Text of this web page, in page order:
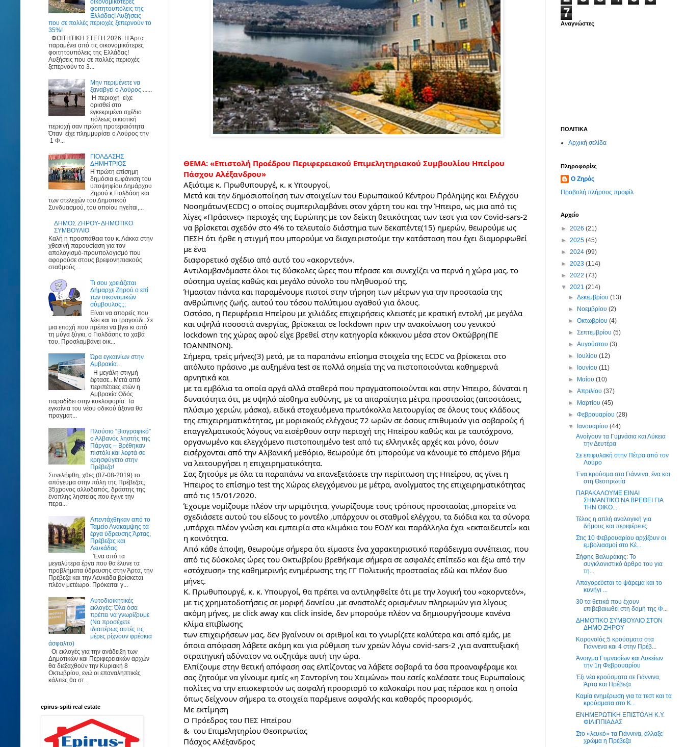
ΘΕΜΑ: «Επιστολή Προέδρου Περιφερειακού Επιμελητηριακού Συμβουλίου Ηπείρου
Πάσχου Αλέξανδρου»
Αξιότιμε κ. Πρωθυπουργέ, κ. κ Υπουργοί,
Μετά και την δημοσιοποίηση των στοιχείων του Ευρωπαϊκού Κέντρου Πρόληψης και Ελέγχου
Νοσημάτων(ECDC) o οποίος συμπεριλαμβάνει στον χάρτη του και την Ήπειρο, ως μια από τις
λίγες «Πράσινες» περιοχές της Ευρώπης με τον δείκτη θετικότητας των τεστ για τον Covid-sars-2
να βρίσκεται σχεδόν στο 4% το τελευταίο διάστημα των δεκαπέντε(15) ημερών, θεωρούμε ως
ΠΕΣΗ ότι ήρθε η στιγμή που μπορούμε να διαχειριστούμε την κατάσταση που έχει διαμορφωθεί
με ένα
διαφορετικό σχέδιο από αυτό του «ακορντεόν».
Αντιλαμβανόμαστε όλοι τις δύσκολες ώρες που πέρασε και συνεχίζει να περνά η χώρα μας, το
σύστημα υγείας καθώς και μεγάλο σύνολο του πληθυσμού της.
Ήμασταν πάντα και παραμένουμε πιστοί στην τήρηση των μέτρων για την προστασία της
ανθρώπινης ζωής, αυτού του τόσου πολύτιμου αγαθού για όλους.
Ωστόσο, η Περιφέρεια Ηπείρου με χιλιάδες επιχειρήσεις κλειστές με κρατική εντολή ,με μεγάλα
και υψηλά ποσοστά ανεργίας, βρίσκεται σε lockdown πριν την ανακοίνωση του γενικού
lockdown της χώρας αφού είχε βρεθεί στην κατηγορία κόκκινου μέσα στον Οκτώβρη(ΠΕ
ΙΩΑΝΝΙΝΩΝ).
Σήμερα, τρείς μήνες(3) μετά, με τα παραπάνω επίσημα στοιχεία της ECDC να βρίσκεται στο
απόλυτο πράσινο ,με αυξημένα test σε πολλά σημεία της να πιστοποιούνται καθημερινά
αρνητικά και
με τα εμβόλια τα οποία αργά αλλά σταθερά που πραγματοποιούνται και στην Ήπειρο, δύναται η
δυνατότητα ότι, με υψηλό αίσθημα ευθύνης, με τα απαραίτητα μέτρα προστασίας (αποστάσεις,
πλύσιμο χεριών, μάσκα), ειδικά στοχευόμενα πρωτόκολλα λειτουργίας σε όλους τους κλάδους
της επιχειρηματικότητας, με μοριακούς ελέγχους 72 ωρών σε όσους επιθυμούν για σοβαρούς ή
επαγγελματικούς λόγους να εισέρθουν στην περιοχή της Ηπείρου καθώς και με ταυτόχρονο,
οργανωμένο και ελεγχόμενο πιστοποιημένο test από τις ελληνικές αρχές και μόνο, όσων
εισέρχονται από την Αλβανική μεθόριο, θεωρούμε ότι μπορούμε να κάνουμε το επόμενο βήμα
να λειτουργήσει η επιχειρηματικότητα.
Σας ζητούμε με όλα τα παραπάνω να επανεξετάσετε την περίπτωση της Ηπείρου, ας γίνει η
Ήπειρος το επίσημο test της Χώρας ελεγχόμενου με μέτρα, ανοίγματος της επιχειρηματικότητας
από τις 15/01/2020.
Έχουμε νομίζουμε πλέον την ωριμότητα, γνωρίζουμε τους τρόπους προστασίας ,μπορείτε να
σχεδιάσετε αυτού του είδους το μοντέλο ,υπάρχουν οι σταθμοί ελέγχου, τα διόδια και τα σύνορα
,υπάρχει πλέον γνώση και εμπειρία στα κλιμάκια του ΕΟΔΥ και παράλληλα έχει «εκπαιδευτεί» και
η κοινότητα.
Από κάθε άποψη, θεωρούμε σήμερα ότι είμαστε ένα χαρακτηριστικό παράδειγμα συνέπειας, που
από τις δύσκολες ώρες του Οκτωβρίου βρεθήκαμε σήμερα σε ασφαλές επίπεδο και έξω από την
«στόχευση» της καθημερινής ενημέρωσης της ΓΓ Πολιτικής προστασίας εδώ και πλέον δυο
μήνες.
Κ. Πρωθυπουργέ, κ. κ. Υπουργοί, θα πρέπει να αντιληφθείτε ότι με την λογική του «ακορντεόν»,
με τις χρηματοδοτήσεις σε μορφή δανείου ,με αναστολές ορισμένων πληρωμών για λίγους
ακόμη μήνες, με click away και click inside, δεν μπορούμε πλέον να δημιουργήσουμε κανένα
κλίμα επιβίωσης
των επιχειρήσεων μας, δεν βγαίνουν οι αριθμοί και το γνωρίζετε καλύτερα και από εμάς, με
όποια απόφαση λάβετε ακόμη και για ρύθμιση των χρεών λόγω covid-sars-2 ,για αναπτυξιακή
στρατηγική αδύνατον να συζητάμε αυτή την ώρα.
Ελπίζουμε στην θετική απόφαση σας ελπίζοντας να λάβετε σοβαρά τα όσα προαναφέραμε και
σας ζητούμε να γίνουμε εμείς «η Σαντορίνη του Χειμώνα» που εσείς καλέσατε τους Ευρωπαίους
πολίτες να την επισκεφτούν ως ασφαλή προορισμό το καλοκαίρι που μας πέρασε και η οποία
όπως δείχνουν σήμερα τα στοιχεία παρέμεινε ασφαλής και καθαρός προορισμός.
Με εκτίμηση
Ο Πρόεδρος του ΠΕΣ Ηπείρου
&  του Επιμελητηρίου Θεσπρωτίας
Πάσχος Αλέξανδρος
φοιτητουπόλεις της
Ελλάδας! Αυξήσεις
που σε πολλές περιοχές ξεπερνούν το
35%!
ΦΟΙΤΗΤΙΚΗ ΣΤΕΓΗ 2026: Η Άρτα
παραμένει από τις οικονομικότερες
φοιτητουπόλεις της Ελλάδας!
Αυξήσεις που σε πολλές περιοχές
ξεπερνούν το 3...
Μην περιμένετε να
ξαναβγεί ο Λούρος ......
Η περιοχή είχε
ορισθεί στο
εγκεκριμένο σχέδιο
πόλεως οικιστική
περιοχή σαν πρώτη προτεραιότητα
Όταν είχε πλημμυρίσει ο Λούρος την
1 Φ...
ΓΙΟΛΔΑΣΗΣ
ΔΗΜΗΤΡΙΟΣ
Η πρώτη επίσημη
δημόσια εμφάνιση του
υποψηφίου Δημάρχου
Ζηρού κ.Γιολδάση και
των στελεχών του Δημοτικού
Συνδυασμού, του οποίου ηγείται,...
ΔΗΜΟΣ ΖΗΡΟΥ- ΔΗΜΟΤΙΚΟ
ΣΥΜΒΟΥΛΙΟ
Καλή η προσπάθεια του κ. Λάκκα στην
χθεσινή παρουσίαση για τον
απολογισμό-προυπολογισμό που
αφορούσε στους βρεφονηπιακούς
σταθμούς...
Τι σου χρειάζεται
Δήμαρχε Ζηρού ο επί
των οικονομικών
σύμβουλος;;;
Είναι να απορείς που
λέει και το τραγούδι. Σε
μια εποχή που πρέπει να βγει κι από
τη μύγα ξύγκι, ο Γιολδάσης το χαβά
του. Προσλαμβάνει οικ...
Ώρα εγκαινίων στην
Αμβρακία..
Η μεγάλη στιγμή
έφτασε.. Μετά από
περιπέτειες ετών η
Αμβρακία Οδός
παραδίδει στην κυκλοφορία. Τα
εγκαίνια του νέου οδικού άξονα θα
πραγματ...
Πλούσιο “Βιογραφικό”
ο Αλβανός ληστής της
Πάργας – Βρέθηκαν
πιστόλι και λεφτά σε
κρησφύγετο στην
Πρέβεζα!
Συνελήφθη, χθες (07-08-2019) το
απόγευμα στην πόλη της Πρέβεζας,
35χρονος αλλοδαπός, δράστης της
ένοπλης ληστείας που έγινε την
περα...
Απεντάχθηκαν από το
Ταμείο Ανάκαμψης τα
έργα ύδρευσης Άρτας,
Πρέβεζας και
Λευκάδας
Ένα από τα
μεγαλύτερα έργα που θα έλυνε τα
προβλήματα ύδρευσης στην Άρτα, την
Πρέβεζα και την Λευκάδα βρίσκεται
πλέον μετέωρο. Πρόκειται γ...
Αυτοδιοικητικές
εκλογές: Όλα όσα
πρέπει να γνωρίζουμε
(Να προσέχετε
ιδιαιτέρως αυτές τις
μέρες ρίχνουν φρέσκια
άσφαλτο)
Οι εκλογές για την ανάδειξη των
Δημοτικών και Περιφερειακών αρχών
θα διεξαχθούν την Κυριακή 8
Οκτωβρίου, ενώ οι επαναληπτικές
κάλπες θα στ...
epirus-spiti real estate
7
Αναγνώστες
ΠΟΛΙΤΙΚΑ
Αρχική σελίδα
Πληροφορίες
Ο Ζηρός
Προβολή πλήρους προφίλ
Αρχείο
► 2026 (21)
► 2025 (45)
► 2024 (99)
► 2023 (114)
► 2022 (73)
▼ 2021 (214)
►Δεκεμβρίου(13)
► Νοεμβρίου(2)
►Οκτωβρίου(4)
►Σεπτεμβρίου(5)
►Αυγούστου(3)
► Ιουλίου(12)
► Ιουνίου(11)
► Μαΐου(10)
►Απριλίου(37)
► Μαρτίου(45)
►Φεβρουαρίου(28)
▼ Ιανουαρίου(44)
Ανοίγουν τα Γυμνάσια και Λύκεια
την Δευτέρα
Σε επιφυλακή στην Πέτρα από τον
Λούρο
Ένα κρούσμα στα Γιάννινα, ένα και
στη Θεσπρωτία
ΠΑΡΑΚΑΛΟΥΜΕ ΕΙΝΑΙ
ΣΗΜΑΝΤΙΚΟ ΝΑ ΒΡΕΘΕΙ ΓΙΑ
ΤΗΝ ΟΙΚΟ...
Τέλος η απλή αναλογική για
δήμους και περιφέρειες
Στις 10 Φεβρουαρίου αρχίζουν οι
εμβολιασμοί στο Κέ...
Σήφης Βαλυράκης: Το
συγκλονιστικό άρθρο του για
τη...
Απαγορεύεται το ψάρεμα και το
κυνήγι ...
30 τα θετικά που έχουν
επιβεβαιωθεί στη δομή της Φ...
ΔΗΜΟΤΙΚΟ ΣΥΜΒΟΥΛΙΟ ΣΤΟΝ
ΔΗΜΟ ΖΗΡΟΥ
Κορονοϊός:5 κρούσματα στα
Γιάννενα και 4 στην Πρέβ...
Άνοιγμα Γυμνασίων και Λυκείων
την 1η Φεβρουαρίου
Έξι νέα κρούσματα σε Γιάννινα,
Άρτα και Πρέβεζα
Καμία ενημέρωση για τα τεστ και τα
κρούσματα στο Κ...
ΕΝΗΜΕΡΩΤΙΚΗ ΕΠΙΣΤΟΛΗ Κ.Υ.
ΦΙΛΙΠΠΙΑΔΑΣ
Στο «λευκό» τα Γιάννινα, άλλαξε
χρώμα η Πρέβεζα